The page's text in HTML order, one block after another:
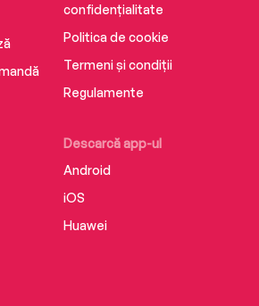
Descarcă app-ul
Android
iOS
Huawei
confidențialitate
Politica de cookie
Termeni și condiții
Regulamente